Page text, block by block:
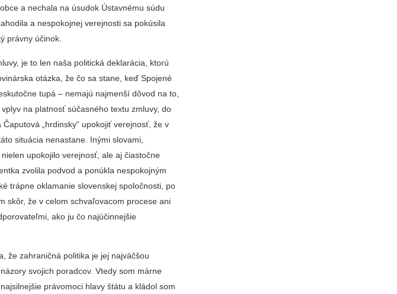
a nechala na úsudok Ústavnému súdu
a nespokojnej verejnosti sa pokúsila
právny účinok.
je to len naša politická deklarácia, ktorú
otázka, že čo sa stane, keď Spojené
tupá – nemajú najmenší dôvod na to,
na platnosť súčasného textu zmluvy, do
„hrdinsky“ upokojiť verejnosť, že v
situácia nenastane. Inými slovami,
upokojilo verejnosť, ale aj čiastočne
zvolila podvod a ponúkla nespokojným
trápne oklamanie slovenskej spoločnosti, po
skôr, že v celom schvaľovacom procese ani
ako ju čo najúčinnejšie
že zahraničná politika je jej najväčšou
svojich poradcov. Vtedy som márne
právomoci hlavy štátu a kládol som